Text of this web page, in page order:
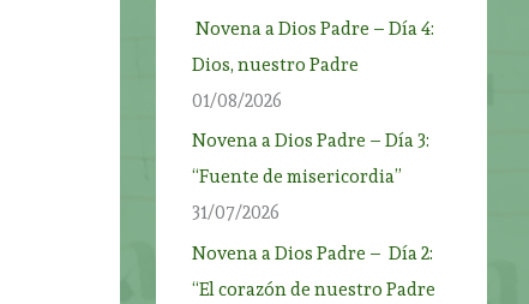
Novena a Dios Padre – Día 4:
Dios, nuestro Padre
01/08/2026
Novena a Dios Padre – Día 3:
“Fuente de misericordia”
31/07/2026
Novena a Dios Padre – Día 2:
“El corazón de nuestro Padre